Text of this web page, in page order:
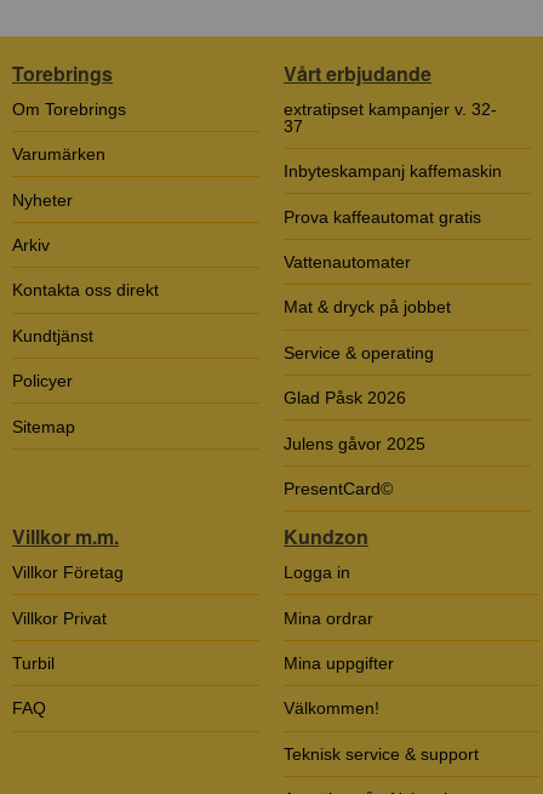
Torebrings
Om Torebrings
Varumärken
Nyheter
Arkiv
Kontakta oss direkt
Kundtjänst
Policyer
Sitemap
Vårt erbjudande
extratipset kampanjer v. 32-
37
Inbyteskampanj kaffemaskin
Prova kaffeautomat gratis
Vattenautomater
Mat & dryck på jobbet
Service & operating
Glad Påsk 2026
Julens gåvor 2025
PresentCard©
Villkor m.m.
Villkor Företag
Villkor Privat
Turbil
FAQ
Kundzon
Logga in
Mina ordrar
Mina uppgifter
Välkommen!
Teknisk service & support